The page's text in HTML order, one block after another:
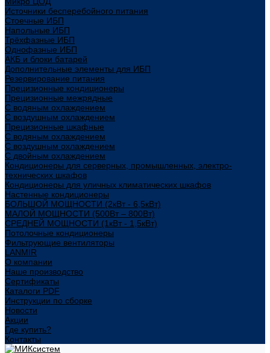
Источники бесперебойного питания
Стоечные ИБП
Напольные ИБП
Трёхфазные ИБП
Однофазные ИБП
АКБ и блоки батарей
Дополнительные элементы для ИБП
Резервирование питания
Прецизионные кондиционеры
Прецизионные межрядные
С водяным охлаждением
С воздушным охлаждением
Прецизионные шкафные
С водяным охлаждением
С воздушным охлаждением
С двойным охлаждением
Кондиционеры для серверных, промышленных, электро-
технических шкафов
Кондиционеры для уличных климатических шкафов
Настенные кондиционеры
БОЛЬШОЙ МОЩНОСТИ (2кВт - 6,5кВт)
МАЛОЙ МОЩНОСТИ (500Вт – 800Вт)
СРЕДНЕЙ МОЩНОСТИ (1кВт - 1,5кВт)
Потолочные кондиционеры
Фильтрующие вентиляторы
LANMIR
О компании
Наше производство
Сертификаты
Каталоги PDF
Инструкции по сборке
Новости
Акции
Где купить?
Контакты